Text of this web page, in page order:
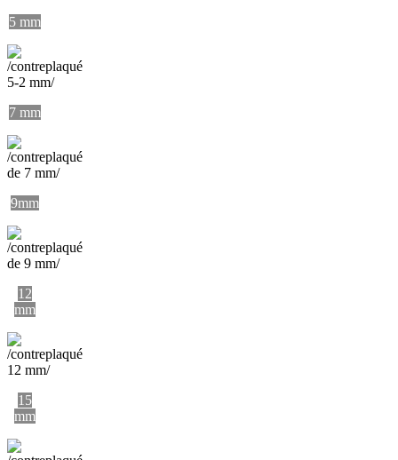
5 mm
7 mm
9mm
12
mm
15
mm